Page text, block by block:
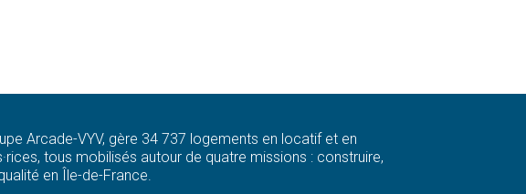
Arcade-VYV, gère 34 737 logements en locatif et en
tous mobilisés autour de quatre missions : construire,
en Île-de-France.